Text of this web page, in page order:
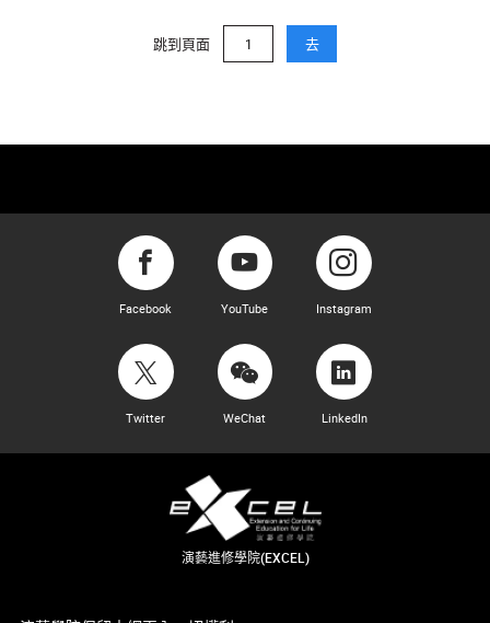
跳到頁面 去
Facebook YouTube Instagram
Twitter WeChat LinkedIn
演藝進修學院(EXCEL)